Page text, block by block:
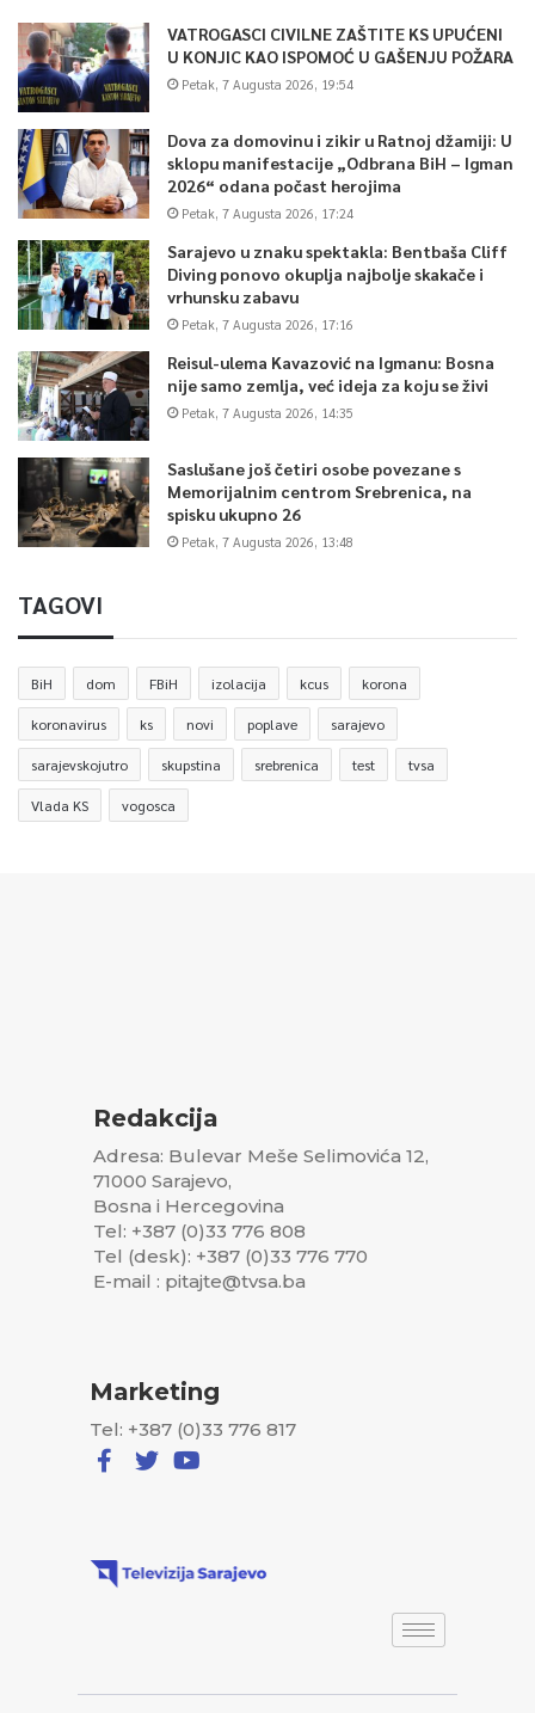
VATROGASCI CIVILNE ZAŠTITE KS UPUĆENI
U KONJIC KAO ISPOMOĆ U GAŠENJU POŽARA
Petak, 7 Augusta 2026, 19:54
Dova za domovinu i zikir u Ratnoj džamiji: U
sklopu manifestacije „Odbrana BiH – Igman
2026“ odana počast herojima
Petak, 7 Augusta 2026, 17:24
Sarajevo u znaku spektakla: Bentbaša Cliff
Diving ponovo okuplja najbolje skakače i
vrhunsku zabavu
Petak, 7 Augusta 2026, 17:16
Reisul-ulema Kavazović na Igmanu: Bosna
nije samo zemlja, već ideja za koju se živi
Petak, 7 Augusta 2026, 14:35
Saslušane još četiri osobe povezane s
Memorijalnim centrom Srebrenica, na
spisku ukupno 26
Petak, 7 Augusta 2026, 13:48
TAGOVI
BiH dom FBiH izolacija kcus korona
koronavirus ks novi poplave sarajevo
sarajevskojutro skupstina srebrenica test tvsa
Vlada KS vogosca
Redakcija
Adresa: Bulevar Meše Selimovića 12,
71000 Sarajevo,
Bosna i Hercegovina
Tel: +387 (0)33 776 808
Tel (desk): +387 (0)33 776 770
E-mail : pitajte@tvsa.ba
Marketing
Tel: +387 (0)33 776 817